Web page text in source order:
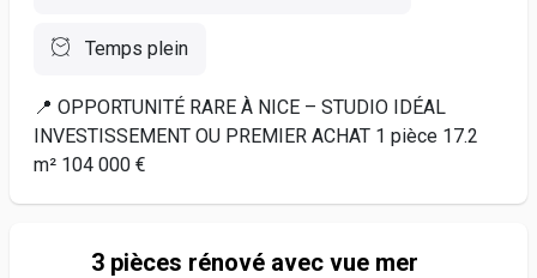
Temps plein
📍 OPPORTUNITÉ RARE À NICE – STUDIO IDÉAL
INVESTISSEMENT OU PREMIER ACHAT 1 pièce 17.2
m² 104 000 €
3 pièces rénové avec vue mer